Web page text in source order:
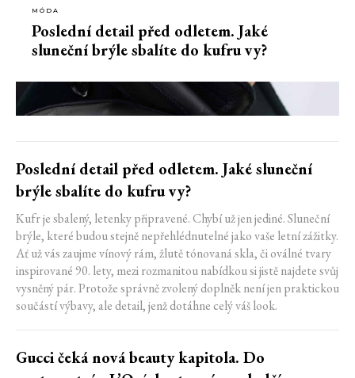
MÓDA
Poslední detail před odletem. Jaké
sluneční brýle sbalíte do kufru vy?
Poslední detail před odletem. Jaké sluneční
brýle sbalíte do kufru vy?
Kufr je sbalený, letenky připravené. Chybí už jen jediné. Sluneční
brýle, které budou stejně nepřehlédnutelné jako vaše letní zážitky.
Ať už vás zaujme vínový rám, žlutě tónovaná skla, či oválné tvary
inspirované 90. lety, mezi rozmanitou nabídkou si jistě najdete svůj
vysněný pár. Protože správně zvolený doplněk není jen praktickou
součástí výbavy, ale detail, jenž dotáhne celý váš look.
Gucci čeká nová beauty kapitola. Do